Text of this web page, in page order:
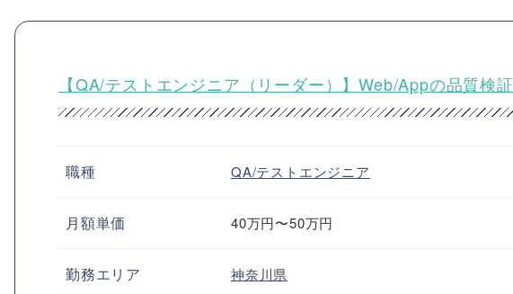
【QA/テストエンジニア（リーダー）】Web/Appの品質検証
職種 QA/テストエンジニア
月額単価 40万円〜50万円
勤務エリア 神奈川県